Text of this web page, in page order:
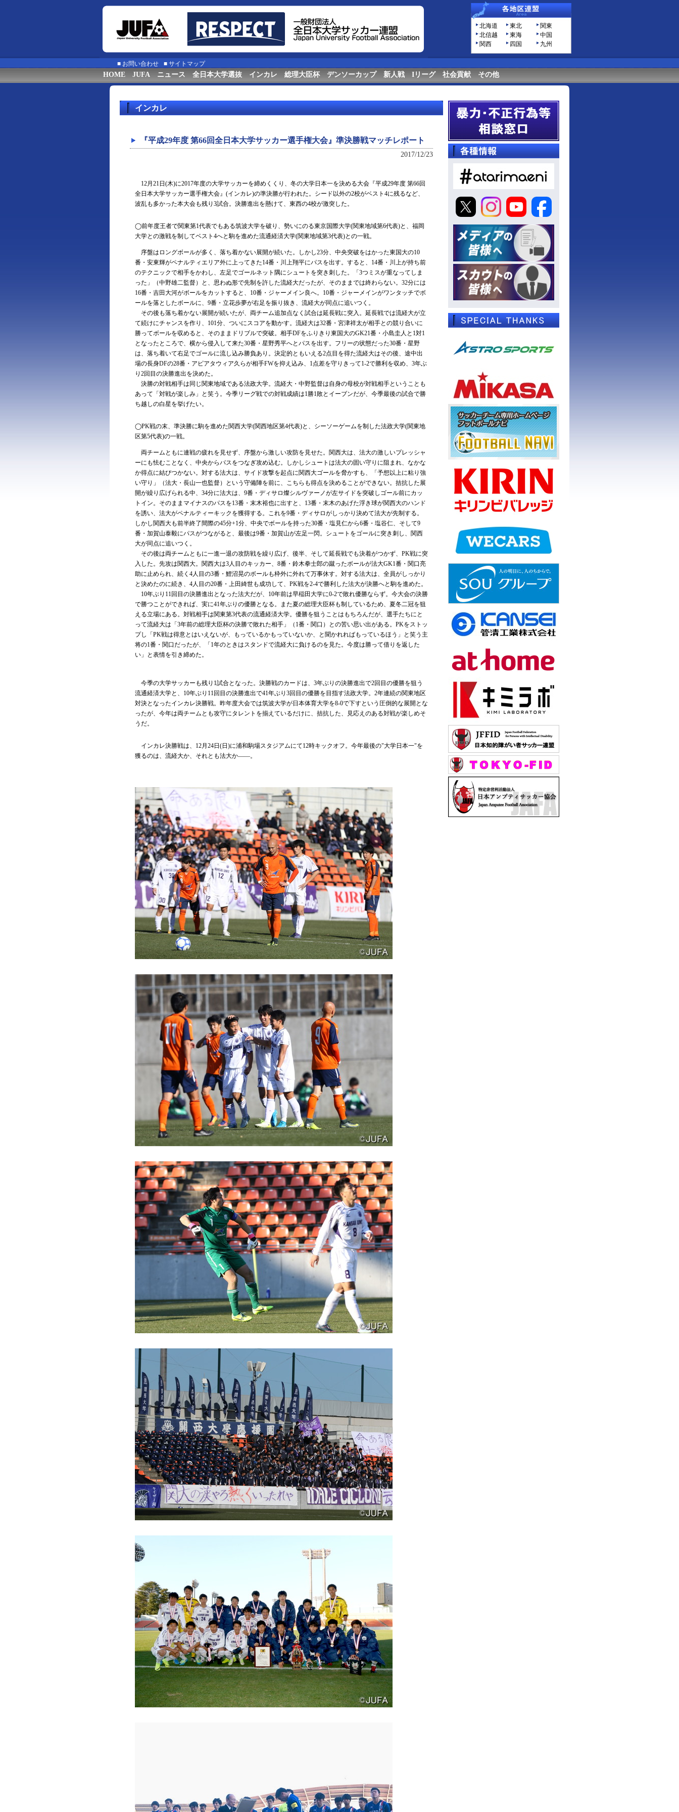
北海道 東北
関東
北信越
東海
中国
関西
四国 九州
■ お問い合わせ ■ サイトマップ
HOME JUFA ニュース 全日本大学選抜 インカレ 総理大臣杯 デンソーカップ 新人戦 Iリーグ 社会貢献 その他
インカレ
『平成29年度 第66回全日本大学サッカー選手権大会』準決勝戦マッチレポート
2017/12/23
12月21日(木)に2017年度の大学サッカーを締めくくり、冬の大学日本一を決める大会『平成29年度 第66回
全日本大学サッカー選手権大会』(インカレ)の準決勝が行われた。シード以外の2校がベスト4に残るなど、
波乱も多かった本大会も残り3試合。決勝進出を懸けて、東西の4校が激突した。
◯前年度王者で関東第1代表でもある筑波大学を破り、勢いにのる東京国際大学(関東地域第6代表)と、福岡
大学との激戦を制してベスト4へと駒を進めた流通経済大学(関東地域第3代表)との一戦。
序盤はロングボールが多く、落ち着かない展開が続いた。しかし23分、中央突破をはかった東国大の10
番・安東輝がペナルティエリア外に上ってきた14番・川上翔平にパスを出す。すると、14番・川上が持ち前
のテクニックで相手をかわし、左足でゴールネット隅にシュートを突き刺した。「3つミスが重なってしま
った」（中野雄二監督）と、思わぬ形で先制を許した流経大だったが、そのままでは終わらない。32分には
16番・吉田大河がボールをカットすると、10番・ジャーメイン良へ。10番・ジャーメインがワンタッチでボ
ールを落としたボールに、9番・立花歩夢が右足を振り抜き、流経大が同点に追いつく。
その後も落ち着かない展開が続いたが、両チーム追加点なく試合は延長戦に突入。延長戦では流経大が立
て続けにチャンスを作り、101分、ついにスコアを動かす。流経大は32番・宮津祥太が相手との競り合いに
勝ってボールを収めると、そのままドリブルで突破。相手DFをふりきり東国大のGK21番・小島圭人と1対1
となったところで、横から侵入して来た30番・星野秀平へとパスを出す。フリーの状態だった30番・星野
は、落ち着いて右足でゴールに流し込み勝負あり。決定的ともいえる2点目を得た流経大はその後、途中出
場の長身DFの28番・アピアタウィア久らが相手FWを抑え込み、1点差を守りきって1-2で勝利を収め、3年ぶ
り2回目の決勝進出を決めた。
決勝の対戦相手は同じ関東地域である法政大学。流経大・中野監督は自身の母校が対戦相手ということも
あって「対戦が楽しみ」と笑う。今季リーグ戦での対戦成績は1勝1敗とイーブンだが、今季最後の試合で勝
ち越しの白星を挙げたい。
◯PK戦の末、準決勝に駒を進めた関西大学(関西地区第4代表)と、シーソーゲームを制した法政大学(関東地
区第5代表)の一戦。
両チームともに連戦の疲れを見せず、序盤から激しい攻防を見せた。関西大は、法大の激しいプレッシャ
ーにも怯むことなく、中央からパスをつなぎ攻め込む。しかしシュートは法大の固い守りに阻まれ、なかな
か得点に結びつかない。対する法大は、サイド攻撃を起点に関西大ゴールを脅かすも、「予想以上に粘り強
い守り」（法大・長山一也監督）という守備陣を前に、こちらも得点を決めることができない。拮抗した展
開が繰り広げられる中、34分に法大は、9番・ディサロ燦シルヴァーノが左サイドを突破しゴール前にカッ
トイン。そのままマイナスのパスを13番・末木裕也に出すと、13番・末木のあげた浮き球が関西大のハンド
を誘い、法大がペナルティーキックを獲得する。これを9番・ディサロがしっかり決めて法大が先制する。
しかし関西大も前半終了間際の45分+1分、中央でボールを持った30番・塩見仁から6番・塩谷仁、そして9
番・加賀山泰毅にパスがつながると、最後は9番・加賀山が左足一閃。シュートをゴールに突き刺し、関西
大が同点に追いつく。
その後は両チームともに一進一退の攻防戦を繰り広げ、後半、そして延長戦でも決着がつかず、PK戦に突
入した。先攻は関西大。関西大は3人目のキッカー、8番・鈴木拳士郎の蹴ったボールが法大GK1番・関口亮
助に止められ、続く4人目の3番・鯉沼晃のボールも枠外に外れて万事休す。対する法大は、全員がしっかり
と決めたのに続き、4人目の20番・上田綺世も成功して、PK戦を2-4で勝利した法大が決勝へと駒を進めた。
10年ぶり11回目の決勝進出となった法大だが、10年前は早稲田大学に0-2で敗れ優勝ならず。今大会の決勝
で勝つことができれば、実に41年ぶりの優勝となる。また夏の総理大臣杯も制しているため、夏冬二冠を狙
える立場にある。対戦相手は関東第3代表の流通経済大学。優勝を狙うことはもちろんだが、選手たちにと
って流経大は「3年前の総理大臣杯の決勝で敗れた相手」（1番・関口）との苦い思い出がある。PKをストッ
プし「PK戦は得意とはいえないが、もっているかもっていないか、と聞かれればもっているほう」と笑う主
将の1番・関口だったが、「1年のときはスタンドで流経大に負けるのを見た。今度は勝って借りを返した
い」と表情を引き締めた。
今季の大学サッカーも残り1試合となった。決勝戦のカードは、3年ぶりの決勝進出で2回目の優勝を狙う
流通経済大学と、10年ぶり11回目の決勝進出で41年ぶり3回目の優勝を目指す法政大学。2年連続の関東地区
対決となったインカレ決勝戦。昨年度大会では筑波大学が日本体育大学を8-0で下すという圧倒的な展開とな
ったが、今年は両チームとも攻守にタレントを揃えているだけに、拮抗した、見応えのある対戦が楽しめそ
うだ。
インカレ決勝戦は、12月24日(日)に浦和駒場スタジアムにて12時キックオフ。今年最後の"大学日本一"を
獲るのは、流経大か、それとも法大か――。